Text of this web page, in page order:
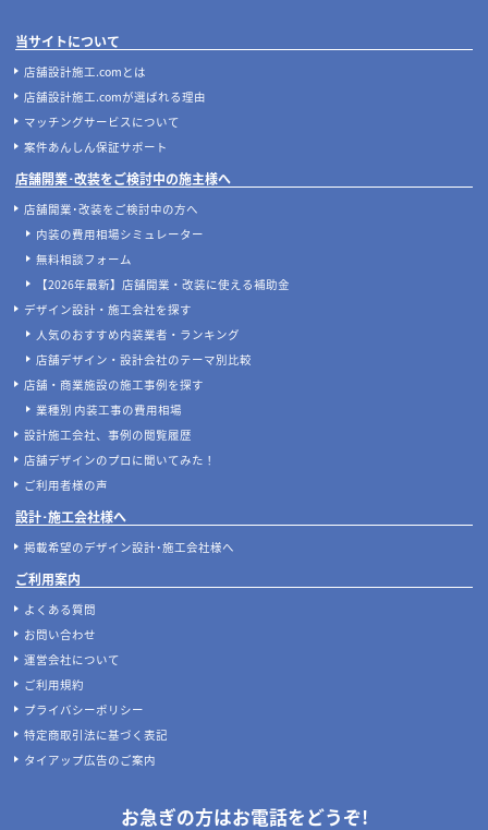
当サイトについて
店舗設計施工.comとは
店舗設計施工.comが選ばれる理由
マッチングサービスについて
案件あんしん保証サポート
店舗開業･改装をご検討中の施主様へ
店舗開業･改装をご検討中の方へ
内装の費用相場シミュレーター
無料相談フォーム
【2026年最新】店舗開業・改装に使える補助金
デザイン設計・施工会社を探す
人気のおすすめ内装業者・ランキング
店舗デザイン・設計会社のテーマ別比較
店舗・商業施設の施工事例を探す
業種別 内装工事の費用相場
設計施工会社、事例の閲覧履歴
店舗デザインのプロに聞いてみた！
ご利用者様の声
設計･施工会社様へ
掲載希望のデザイン設計･施工会社様へ
ご利用案内
よくある質問
お問い合わせ
運営会社について
ご利用規約
プライバシーポリシー
特定商取引法に基づく表記
タイアップ広告のご案内
お急ぎの方はお電話をどうぞ!